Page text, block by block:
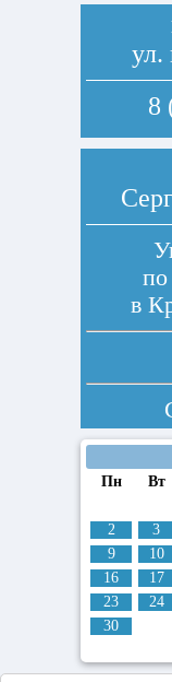
8
по
в
Пн
Вт
2
3
9
10
16
17
23
24
30